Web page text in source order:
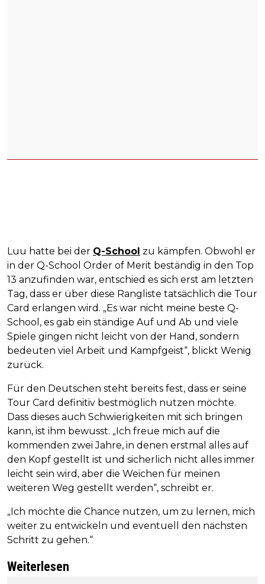
Luu hatte bei der Q-School zu kämpfen. Obwohl er
in der Q-School Order of Merit beständig in den Top
13 anzufinden war, entschied es sich erst am letzten
Tag, dass er über diese Rangliste tatsächlich die Tour
Card erlangen wird. „Es war nicht meine beste Q-
School, es gab ein ständige Auf und Ab und viele
Spiele gingen nicht leicht von der Hand, sondern
bedeuten viel Arbeit und Kampfgeist“, blickt Wenig
zurück.
Für den Deutschen steht bereits fest, dass er seine
Tour Card definitiv bestmöglich nutzen möchte.
Dass dieses auch Schwierigkeiten mit sich bringen
kann, ist ihm bewusst. „Ich freue mich auf die
kommenden zwei Jahre, in denen erstmal alles auf
den Kopf gestellt ist und sicherlich nicht alles immer
leicht sein wird, aber die Weichen für meinen
weiteren Weg gestellt werden“, schreibt er.
„Ich möchte die Chance nutzen, um zu lernen, mich
weiter zu entwickeln und eventuell den nächsten
Schritt zu gehen.“
Weiterlesen